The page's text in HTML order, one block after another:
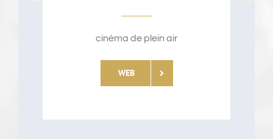
cinéma de plein air
WEB